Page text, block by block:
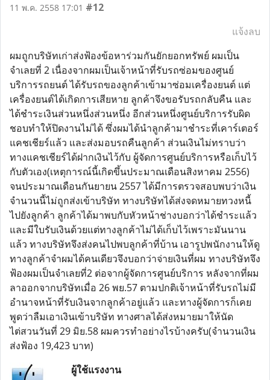
11 พ.ค. 2558 17:01 #12
แจ้งลบ
ผมถูกบริษัทเก่าส่งฟ้องข้อหาร่วมกันยักยอกทรัพย์ ผมเป็น
จำเลยที่ 2 เนื่องจากผมเป็นเจ้าหน้าที่รับรถซ่อมของศูนย์
บริการรถยนต์ ได้รับรถของลูกค้าเข้ามาซ่อมเครื่องยนต์ แต่
เครื่องยนต์ได้เกิดการเสียหาย ลูกค้าจึงขอรับรถกลับคืน และ
ได้ชำระเงินส่วนหนึ่งส่วนหนึ่ง อีกส่วนหนึ่งศูนย์บริการรับผิด
ชอบทำให้ปิดงานไม่ได้ ซึ่งผมได้นำลูกค้ามาชำระที่เคาร์เตอร์
แคชเชียร์แล้ว และส่งมอบรถคืนลูกค้า ส่วนเงินไม่ทราบว่า
ทางแคชเชียร์ได้ฝากเงินไว้กับ ผู้จัดการศูนย์บริการหรือเก็บไว้
กับตัวเอง(เหตุการณ์นี้เกิดขึ้นประมาณเดือนสิงหาคม 2556)
จนประมาณเดือนกันยายน 2557 ได้มีการตรวจสอบพบว่าเงิน
จำนวนนี้ไม่ถูกส่งเข้าบริษัท ทางบริษัทได้ส่งจดหมายทวงหนี้
ไปยังลูกค้า ลูกค้าได้มาพบกับหัวหน้าช่างบอกว่าได้ชำระแล้ว
และมีใบรับเงินด้วยแต่ทางลูกค้าไม่ได้เก็บไว้เพราะมันนาน
แล้ว ทางบริษัทจึงส่งคนไปพบลูกค้าที่บ้าน เอารูปพนักงานให้ดู
ทางลูกค้าจำผมได้คนเดียวจึงบอกว่าจ่ายเงินที่ผม ทางบริษัทจึง
ฟ้องผมเป็นจำเลยที่2 ต่อจากผู้จัดการศูนย์บริการ หลังจากที่ผม
ลาออกจากบริษัทเมื่อ 26 พย.57 ตามปกติเจ้าหน้าที่รับรถไม่มี
อำนาจหน้าที่รับเงินจากลูกค้าอยู่แล้ว และทางผู้จัดการก็เคย
พูดว่าลืมเอาเงินเข้าบริษัท ทางศาลได้ส่งหมายมาให้นัด
ไต่สวนวันที่ 29 มิย.58 ผมควรทำอย่างไรบ้างครับ(จำนวนเงิน
ส่งฟ้อง 19,423 บาท)
ผู้ใช้แรงงาน